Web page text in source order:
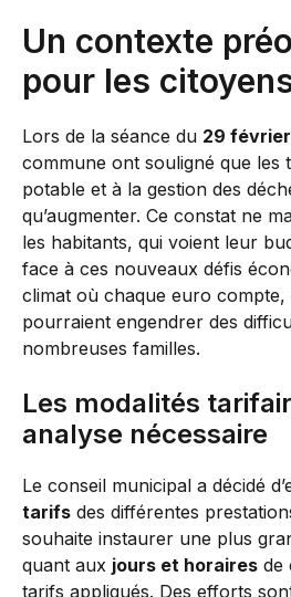
Un contexte
pour les
Lors de la séance du 29
commune ont souligné que les
potable et à la gestion des
qu’augmenter. Ce constat ne
les habitants, qui voient leur
face à ces nouveaux défis
climat où chaque euro compte,
pourraient engendrer des
nombreuses familles.
Les modalités
analyse nécessaire
Le conseil municipal a décidé
tarifs des différentes
souhaite instaurer une plus
quant aux jours et horaires de
tarifs appliqués. Des efforts